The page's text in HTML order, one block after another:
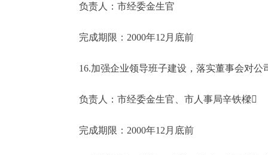
负责人：市经委金生官
完成期限：2000年12月底前
16.加强企业领导班子建设，落实董事会对公
负责人：市经委金生官、市人事局辛铁樑
完成期限：2000年12月底前